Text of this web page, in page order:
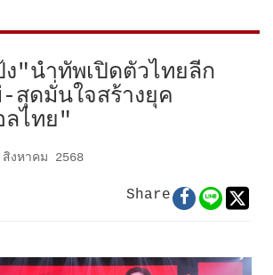
"นำทัพเปิดตัวไทยลีก
สุดมั่นใจสร้างยุค
ไทย"
งหาคม 2568
Share